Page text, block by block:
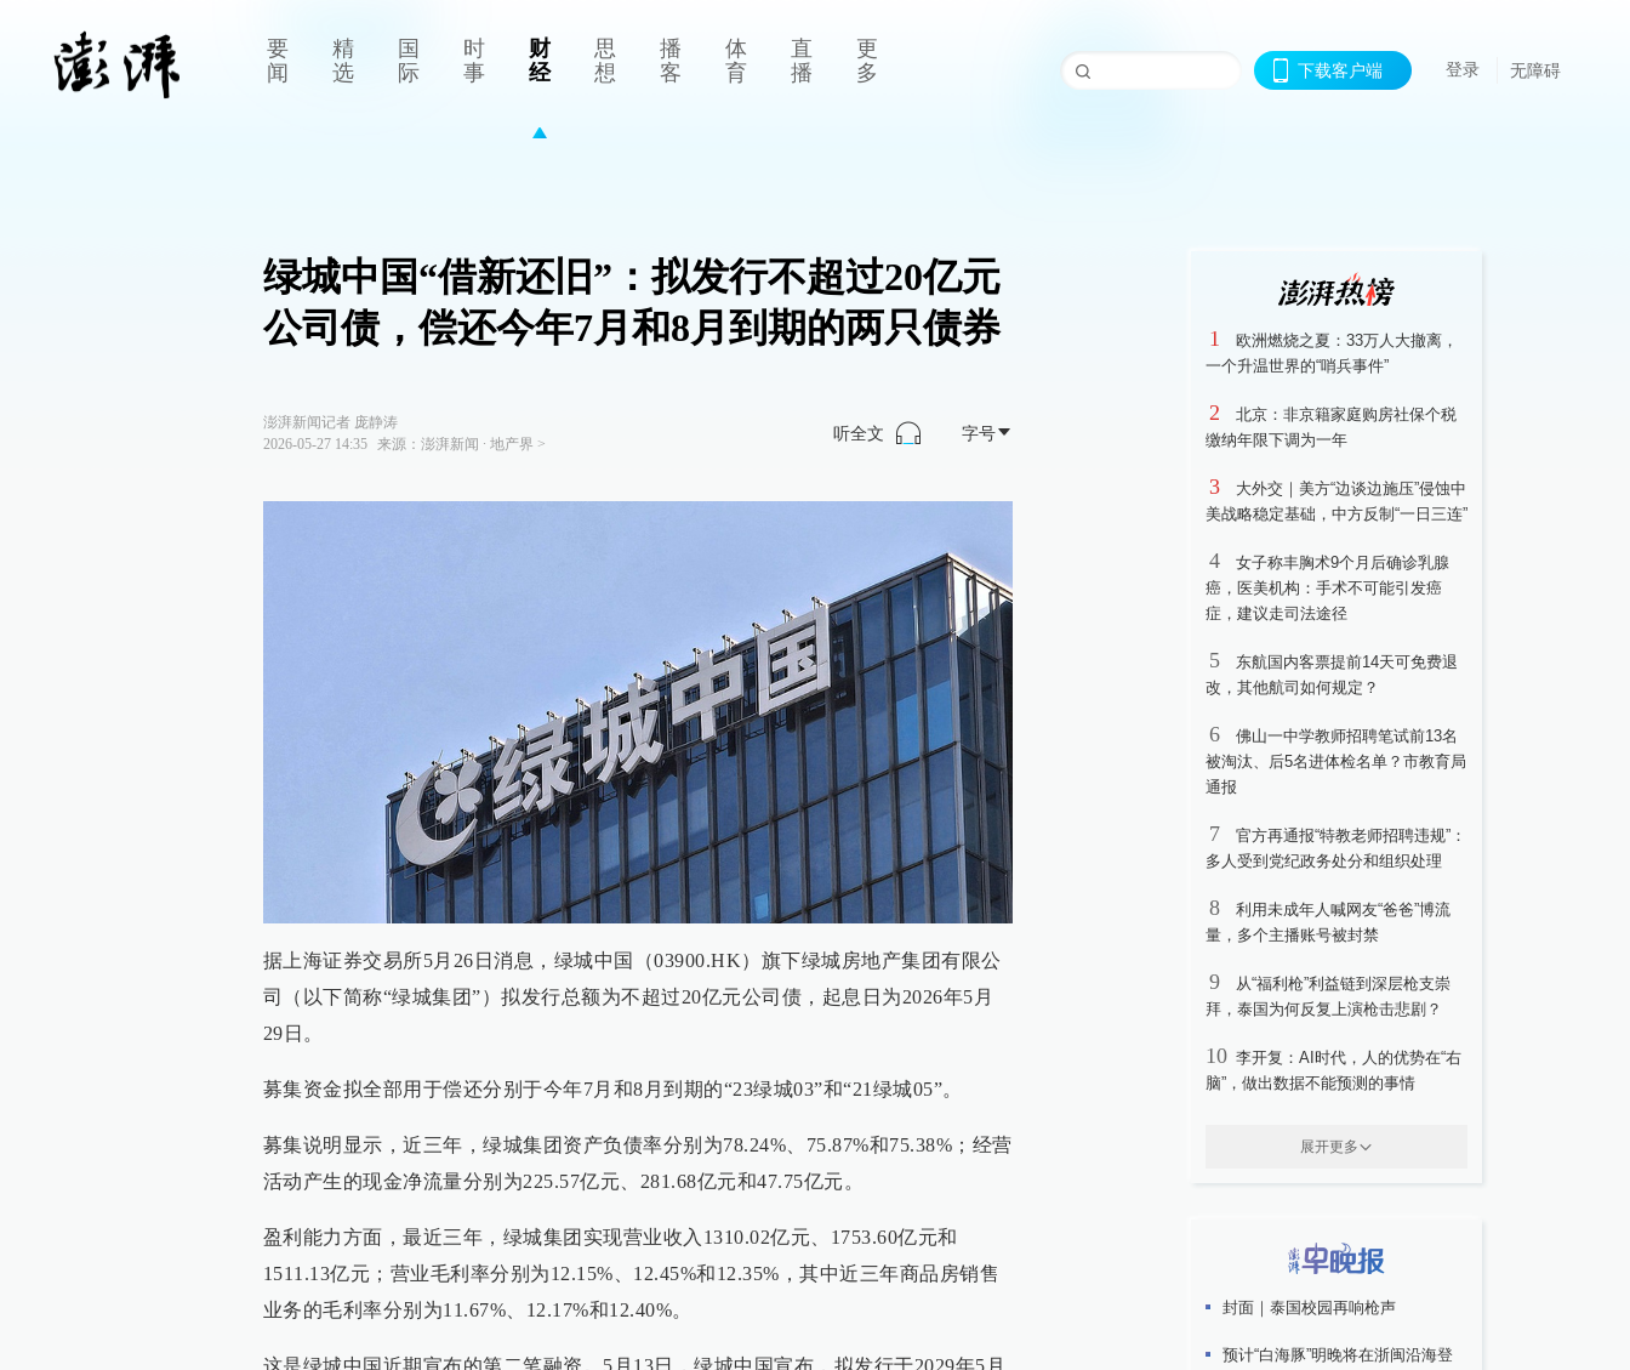
要
闻
精
选
国
际
时
事
财
经
思
想
播
客
体
育
直
播
更
多
下载客户端 登录 无障碍
绿城中国“借新还旧”：拟发行不超过20亿元
公司债，偿还今年7月和8月到期的两只债券
澎湃新闻记者 庞静涛
2026-05-27 14:35
来源： 澎湃新闻 ∙ 地产界 >
听全文 字号
据上海证券交易所5月26日消息，绿城中国（03900.HK）旗下绿城房地产集团有限公
司（以下简称“绿城集团”）拟发行总额为不超过20亿元公司债，起息日为2026年5月
29日。
募集资金拟全部用于偿还分别于今年7月和8月到期的“23绿城03”和“21绿城05”。
募集说明显示，近三年，绿城集团资产负债率分别为78.24%、75.87%和75.38%；经营
活动产生的现金净流量分别为225.57亿元、281.68亿元和47.75亿元。
盈利能力方面，最近三年，绿城集团实现营业收入1310.02亿元、1753.60亿元和
1511.13亿元；营业毛利率分别为12.15%、12.45%和12.35%，其中近三年商品房销售
业务的毛利率分别为11.67%、12.17%和12.40%。
这是绿城中国近期宣布的第二笔融资。5月13日，绿城中国宣布，拟发行于2029年5月
1
欧洲燃烧之夏：33万人大撤离，
一个升温世界的“哨兵事件”
2
北京：非京籍家庭购房社保个税
缴纳年限下调为一年
3
大外交｜美方“边谈边施压”侵蚀中
美战略稳定基础，中方反制“一日三连”
4
女子称丰胸术9个月后确诊乳腺
癌，医美机构：手术不可能引发癌
症，建议走司法途径
5
东航国内客票提前14天可免费退
改，其他航司如何规定？
6
佛山一中学教师招聘笔试前13名
被淘汰、后5名进体检名单？市教育局
通报
7
官方再通报“特教老师招聘违规”：
多人受到党纪政务处分和组织处理
8
利用未成年人喊网友“爸爸”博流
量，多个主播账号被封禁
9
从“福利枪”利益链到深层枪支崇
拜，泰国为何反复上演枪击悲剧？
10 李开复：AI时代，人的优势在“右
脑”，做出数据不能预测的事情
展开更多
封面｜泰国校园再响枪声
预计“白海豚”明晚将在浙闽沿海登